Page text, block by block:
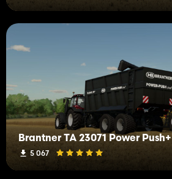
Brantner TA 23071 Power Push+
5 067